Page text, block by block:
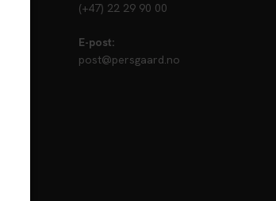
(+47) 22 29 90 00
E-post:
post@persgaard.no